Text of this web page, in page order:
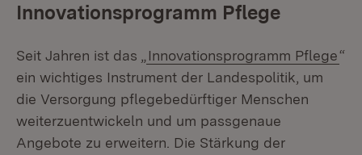
Innovationsprogramm Pflege
Seit Jahren ist das „ Innovationsprogramm Pflege“
ein wichtiges Instrument der Landespolitik, um
die Versorgung pflegebedürftiger Menschen
weiterzuentwickeln und um passgenaue
Angebote zu erweitern. Die Stärkung der